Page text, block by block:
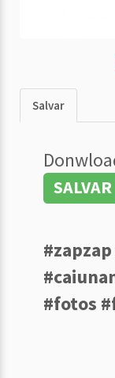
Salvar
SALVAR
#fotos